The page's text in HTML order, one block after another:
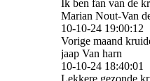
Ik ben fan van de
Marian Nout-Van
10-10-24 19:00:12
Vorige maand
jaap Van harn
10-10-24 18:40:01